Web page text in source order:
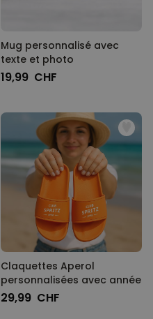
Mug personnalisé avec
texte et photo
19,99 CHF
Claquettes Aperol
personnalisées avec année
29,99 CHF